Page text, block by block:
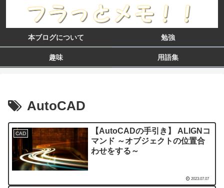
本ブログについて 勉強
趣味 用語集
AutoCAD
CAD
【AutoCADの手引き】 ALIGNコ
マンド ～オブジェクトの位置合
わせをする～
2023.07.07